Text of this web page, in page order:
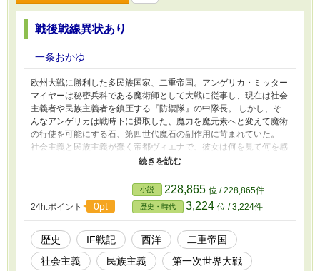
戦後戦線異状あり
一条おかゆ
欧州大戦に勝利した多民族国家、二重帝国。アンゲリカ・ミッター
マイヤーは秘密兵科である魔術師として大戦に従事し、現在は社会
主義者や民族主義者を鎮圧する『防禦隊』の中隊長。 しかし、そ
んなアンゲリカは戦時下に摂取した、魔力を魔元素へと変えて魔術
の行使を可能にする石、第四世代魔石の副作用に苛まれていた。
社会主義と民族主義が蠢く帝都ヴィエナで、彼女は何を見て何を感
じていくのか── 賞に投稿いたしました作品です。九万字前後で終
わります。
24h.ポイント 0pt
小説 228,865 位 / 228,865件
歴史・時代 3,224 位 / 3,224件
歴史 IF戦記 西洋
二重帝国
社会主義
民族主義 第一次世界大戦